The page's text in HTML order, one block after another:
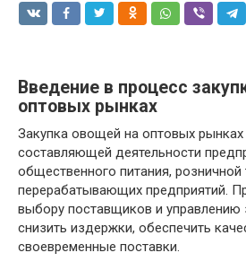
Введение в процесс
оптовых рынках
Закупка овощей на оптовых рынках
составляющей деятельности
общественного питания, розничной
перерабатывающих предприятий.
выбору поставщиков и управлению
снизить издержки, обеспечить
своевременные поставки.